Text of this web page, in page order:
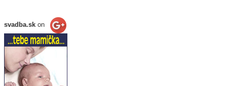
svadba.sk on